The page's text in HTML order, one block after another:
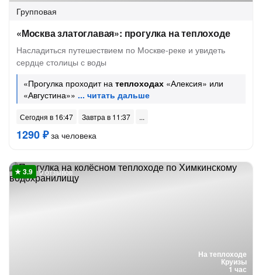
Групповая
«Москва златоглавая»: прогулка на теплоходе
Насладиться путешествием по Москве-реке и увидеть
сердце столицы с воды
«Прогулка проходит на теплоходах «Алексия» или
«Августина»»
Сегодня в 16:47 Завтра в 11:37
1290 ₽за человека
На теплоходе
Круизы
1 час
9 отзывов